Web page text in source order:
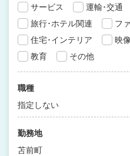
サービス
運輸･交通
旅行･ホテル関連
フ
住宅･インテリア
映
教育
その他
職種
指定しない
勤務地
苫前町